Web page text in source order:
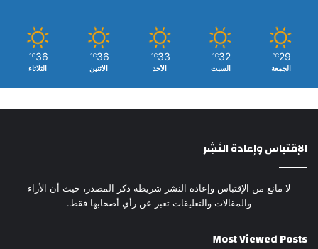
29
℃
الجمعة
32
℃
السبت
33
℃
الأحد
36
℃
الأثنين
36
℃
الثلاثاء
الإقتباس وإعادة النَشِر
لا مانع من الإقتباس وإعادة النشر شريطة ذكر المصدر، حيث أن الأراء
والمقالات والتعليقات تعبر عن رأي أصحابها فقط.
Most Viewed Posts